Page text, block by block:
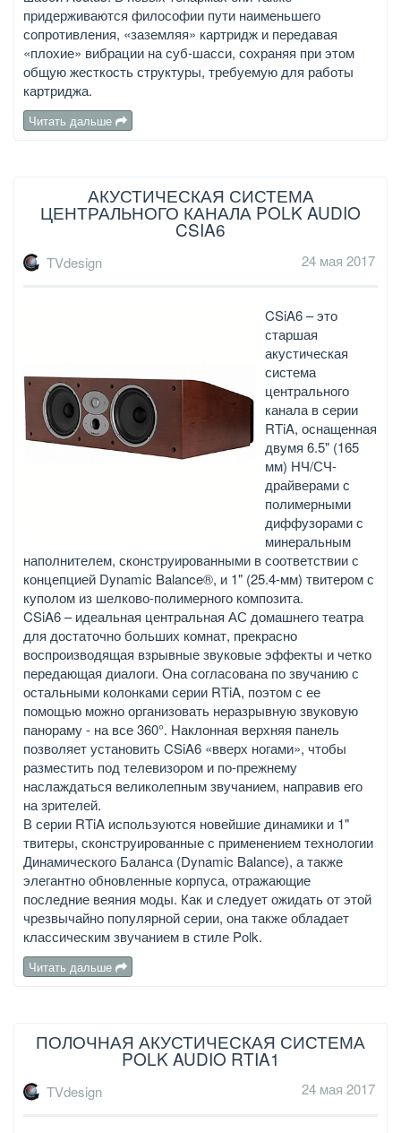
придерживаются философии пути наименьшего
сопротивления, «заземляя» картридж и передавая
«плохие» вибрации на суб-шасси, сохраняя при этом
общую жесткость структуры, требуемую для работы
картриджа.
Читать дальше
АКУСТИЧЕСКАЯ СИСТЕМА
ЦЕНТРАЛЬНОГО КАНАЛА POLK AUDIO
CSIA6
TVdesign 24 мая 2017
CSiA6 – это
старшая
акустическая
система
центрального
канала в серии
RTiA, оснащенная
двумя 6.5" (165
мм) НЧ/СЧ-
драйверами с
полимерными
диффузорами с
минеральным
наполнителем, сконструированными в соответствии с
концепцией Dynamic Balance®, и 1" (25.4-мм) твитером с
куполом из шелково-полимерного композита.
CSiA6 – идеальная центральная АС домашнего театра
для достаточно больших комнат, прекрасно
воспроизводящая взрывные звуковые эффекты и четко
передающая диалоги. Она согласована по звучанию с
остальными колонками серии RTiA, поэтом с ее
помощью можно организовать неразрывную звуковую
панораму - на все 360°. Наклонная верхняя панель
позволяет установить CSiA6 «вверх ногами», чтобы
разместить под телевизором и по-прежнему
наслаждаться великолепным звучанием, направив его
на зрителей.
В серии RTiA используются новейшие динамики и 1"
твитеры, сконструированные с применением технологии
Динамического Баланса (Dynamic Balance), а также
элегантно обновленные корпуса, отражающие
последние веяния моды. Как и следует ожидать от этой
чрезвычайно популярной серии, она также обладает
классическим звучанием в стиле Polk.
Читать дальше
ПОЛОЧНАЯ АКУСТИЧЕСКАЯ СИСТЕМА
POLK AUDIO RTIA1
TVdesign 24 мая 2017